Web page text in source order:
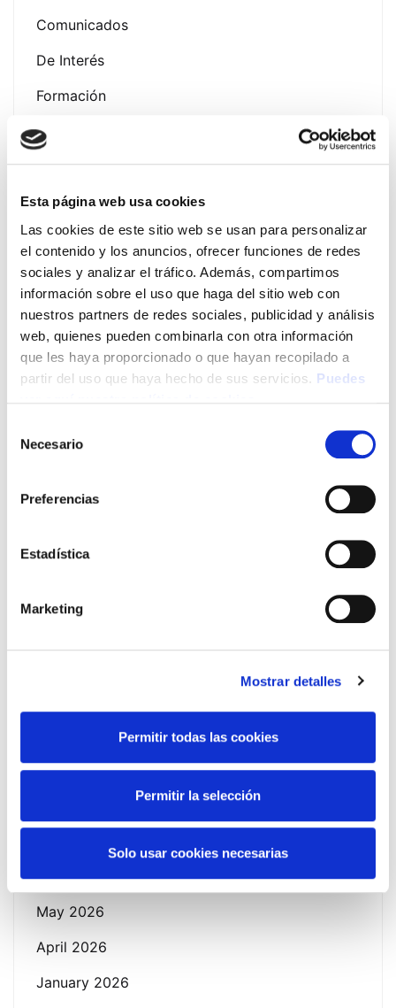
Esta página web usa cookies
Las cookies de este sitio web se usan para personalizar
el contenido y los anuncios, ofrecer funciones de redes
sociales y analizar el tráfico. Además, compartimos
información sobre el uso que haga del sitio web con
nuestros partners de redes sociales, publicidad y análisis
web, quienes pueden combinarla con otra información
que les haya proporcionado o que hayan recopilado a
partir del uso que haya hecho de sus servicios. Puedes
Necesario
Preferencias
Estadística
Marketing
Mostrar detalles
Permitir todas las cookies
Permitir la selección
Solo usar cookies necesarias
Comunicados
De Interés
Formación
Noticias
Latest Post
Presentación Campaña
Fotoprotección Álava 2026
12 de June de 2026
EVENTO EXPOFAMILY 2026
June 2026
May 2026
April 2026
January 2026